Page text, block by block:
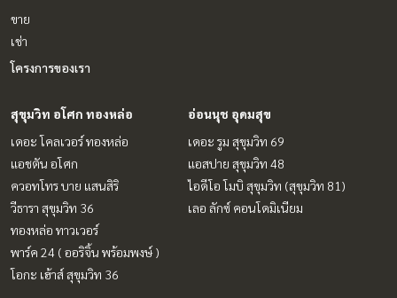
ขาย
เช่า
โครงการของเรา
สุขุมวิท อโศก ทองหล่อ
เดอะ โคลเวอร์ ทองหล่อ
แอชตัน อโศก
ควอทโทร บาย แสนสิริ
วีธารา สุขุมวิท 36
ทองหล่อ ทาวเวอร์
พาร์ค 24 ( ออริจิ้น พร้อมพงษ์ )
โอกะ เฮ้าส์ สุขุมวิท 36
อ่อนนุช อุดมสุข
เดอะ รูม สุขุมวิท 69
แอสปาย สุขุมวิท 48
ไอดีโอ โมบิ สุขุมวิท (สุขุมวิท 81)
เลอ ลักซ์ คอนโดมิเนียม